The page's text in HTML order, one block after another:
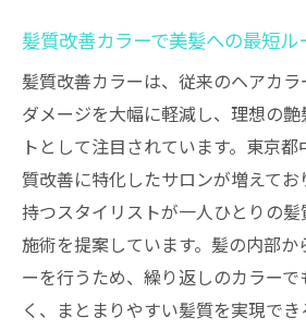
髪質改善カラーで美髪への最短ル
髪質改善カラーは、従来のヘアカ
ダメージを大幅に軽減し、理想の艶
トとして注目されています。東京
質改善に特化したサロンが増えてお
持つスタイリストが一人ひとりの
施術を提案しています。髪の内部か
ーを行うため、繰り返しのカラー
く、まとまりやすい髪質を実現でき